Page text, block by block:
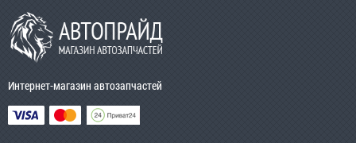
Интернет-магазин автозапчастей